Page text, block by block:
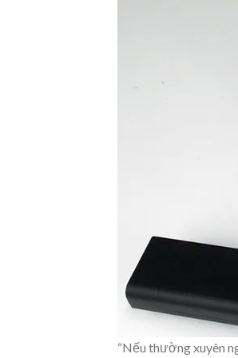
“Nếu thường xuyên